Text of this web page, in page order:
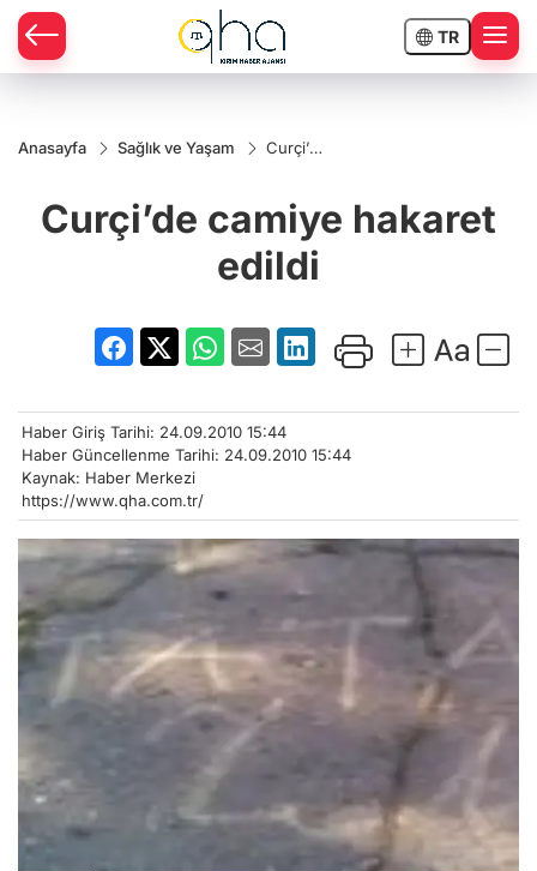
TR
Anasayfa Sağlık ve Yaşam
Curçi’de
edildi
Curçi’de camiye hakaret
edildi
Haber Giriş Tarihi: 24.09.2010 15:44
Haber Güncellenme Tarihi: 24.09.2010 15:44
Kaynak: Haber Merkezi
https://www.qha.com.tr/